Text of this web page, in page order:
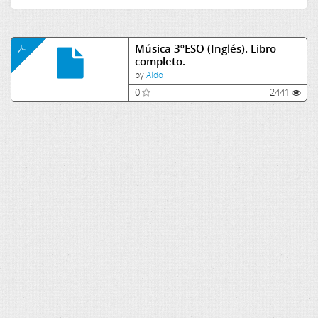
Música 3ºESO (Inglés). Libro
completo.
byAldo
0 2441